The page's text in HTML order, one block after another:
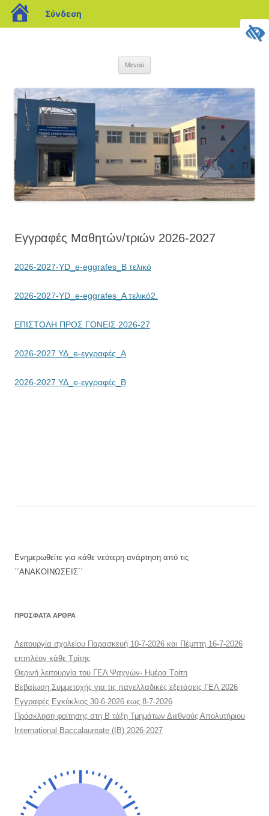
blogs.sch.gr
Σύνδεση
Μενού
Εγγραφές Μαθητών/τριών 2026-2027
2026-2027-YD_e-eggrafes_B τελικό
2026-2027-YD_e-eggrafes_Α τελικό2.
ΕΠΙΣΤΟΛΗ ΠΡΟΣ ΓΟΝΕΙΣ 2026-27
2026-2027 ΥΔ_e-εγγραφές_Α
2026-2027 ΥΔ_e-εγγραφές_Β
Ενημερωθείτε για κάθε νεότερη ανάρτηση από τις
΄΄ΑΝΑΚΟΙΝΩΣΕΙΣ΄΄
ΠΡΌΣΦΑΤΑ ΆΡΘΡΑ
Λειτουργία σχολείου Παρασκευή 10-7-2026 και Πέμπτη 16-7-2026
επιπλέον κάθε Τρίτης
Θερινή λειτουργία του ΓΕΛ Ψαχνών- Ημέρα Τρίτη
Βεβαίωση Συμμετοχής για τις πανελλαδικές εξετάσεις ΓΕΛ 2026
Εγγραφές Εγκύκλιος 30-6-2026 εως 8-7-2026
Πρόσκληση φοίτησης στη Β τάξη Τμημάτων Διεθνούς Απολυτήριου
International Baccalaureate (IB) 2026-2027